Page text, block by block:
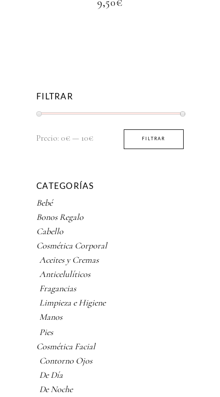
FILTRAR
Precio
Precio
FILTRAR
Precio: 0€— 10€
CATEGORÍAS
Bebé
Bonos Regalo
Cabello
Cosmética Corporal
Aceites y Cremas
Anticelulíticos
Fragancias
Limpieza e Higiene
Manos
Pies
Cosmética Facial
Contorno Ojos
De Día
De Noche